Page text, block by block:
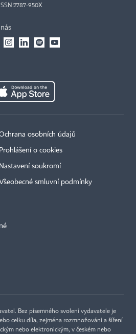
2787-950X
osobních údajů
Prohlášení o cookies
Nastavení soukromí
smluvní podmínky
Bez písemného svolení vydavatele je
celku díla, zejména rozmnožování a šíření
nebo elektronickým, v českém nebo